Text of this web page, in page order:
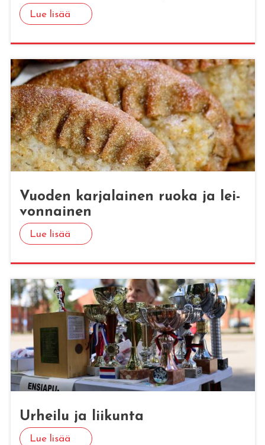
Lue lisää
Vuo­den kar­ja­lai­nen ruoka ja lei­
von­nai­nen
Lue lisää
Ur­hei­lu ja lii­kun­ta
Lue lisää